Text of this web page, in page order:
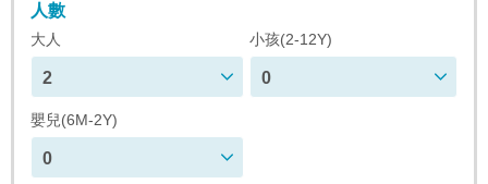
人數
大人
2
小孩(2-12Y)
0
嬰兒(6M-2Y)
0